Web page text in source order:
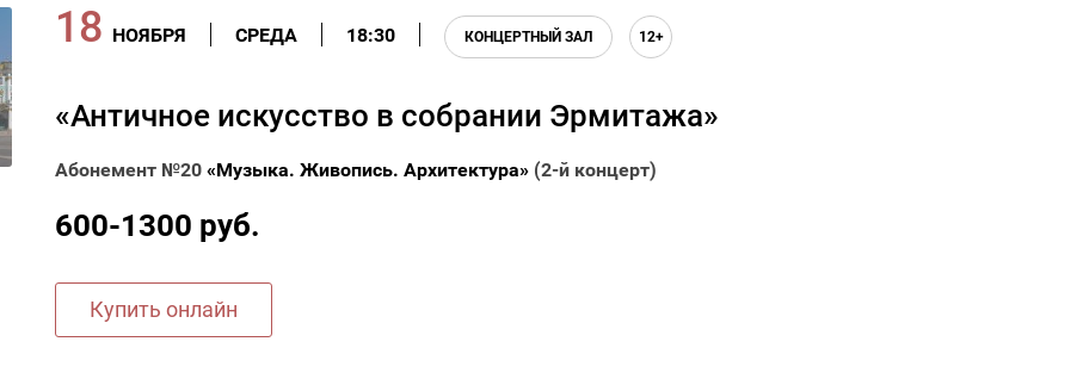
18 НОЯБРЯ СРЕДА 18:30 КОНЦЕРТНЫЙ ЗАЛ 12+
«Античное искусство в собрании Эрмитажа»
Абонемент №20 «Музыка. Живопись. Архитектура» (2-й концерт)
600-1300 руб.
Купить онлайн